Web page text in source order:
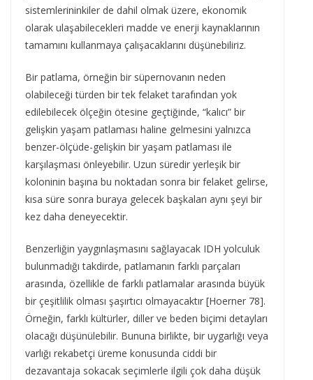
sistemlerininkiler de dahil olmak üzere, ekonomik
olarak ulaşabilecekleri madde ve enerji kaynaklarının
tamamını kullanmaya çalışacaklarını düşünebiliriz.
Bir patlama, örneğin bir süpernovanın neden
olabileceği türden bir tek felaket tarafından yok
edilebilecek ölçeğin ötesine geçtiğinde, “kalıcı” bir
gelişkin yaşam patlaması haline gelmesini yalnızca
benzer-ölçüde-gelişkin bir yaşam patlaması ile
karşılaşması önleyebilir. Uzun süredir yerleşik bir
koloninin başına bu noktadan sonra bir felaket gelirse,
kısa süre sonra buraya gelecek başkaları aynı şeyi bir
kez daha deneyecektir.
Benzerliğin yaygınlaşmasını sağlayacak IDH yolculuk
bulunmadığı takdirde, patlamanın farklı parçaları
arasında, özellikle de farklı patlamalar arasında büyük
bir çeşitlilik olması şaşırtıcı olmayacaktır [Hoerner 78].
Örneğin, farklı kültürler, diller ve beden biçimi detayları
olacağı düşünülebilir. Bununa birlikte, bir uygarlığı veya
varlığı rekabetçi üreme konusunda ciddi bir
dezavantaja sokacak seçimlerle ilgili çok daha düşük